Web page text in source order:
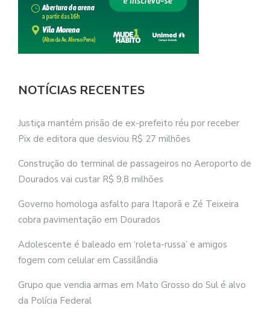
NOTÍCIAS RECENTES
Justiça mantém prisão de ex-prefeito réu por receber
Pix de editora que desviou R$ 27 milhões
Construção do terminal de passageiros no Aeroporto de
Dourados vai custar R$ 9,8 milhões
Governo homologa asfalto para Itaporã e Zé Teixeira
cobra pavimentação em Dourados
Adolescente é baleado em ‘roleta-russa’ e amigos
fogem com celular em Cassilândia
Grupo que vendia armas em Mato Grosso do Sul é alvo
da Polícia Federal